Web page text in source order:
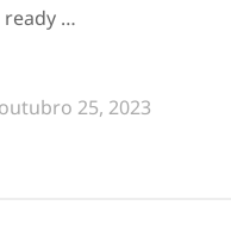
ready …
outubro 25, 2023